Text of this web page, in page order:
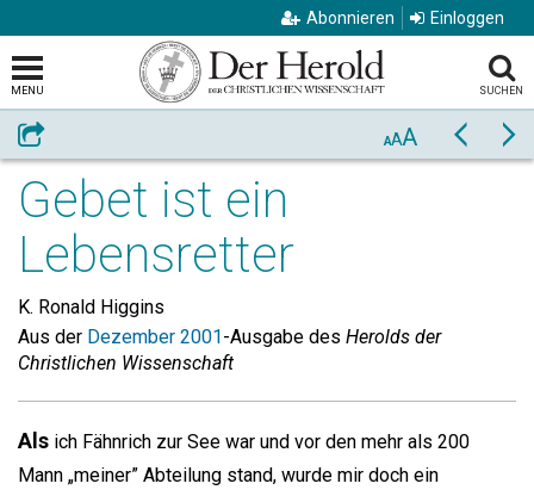
Abonnieren Einloggen
MENU SUCHEN
Weiterempfehlen AAA Zurück
Gebet ist ein
Lebensretter
K. Ronald Higgins
Aus der Dezember 2001-Ausgabe des Herolds der
Christlichen Wissenschaft
Als ich Fähnrich zur See war und vor den mehr als 200
Mann „meiner” Abteilung stand, wurde mir doch ein